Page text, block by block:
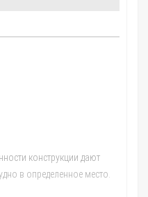
конструкции дают
в определенное место.